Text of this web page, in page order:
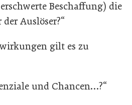
Beschaffung) die
Auslöser?“
gilt es zu
und Chancen…?“